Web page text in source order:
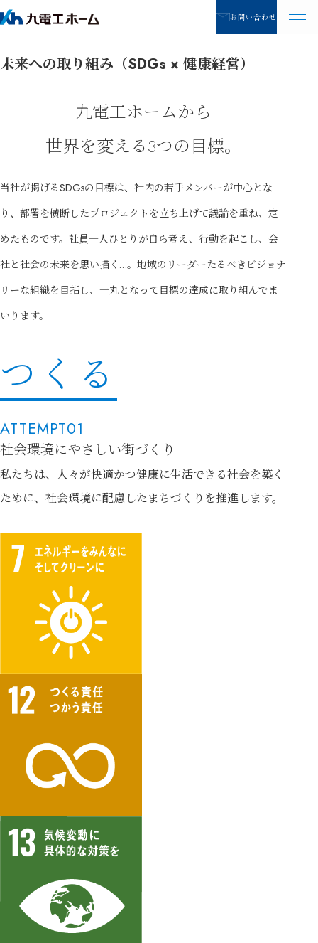
お問い合わせ
未来への取り組み（SDGs × 健康経営）
九電工ホームから
世界を変える3つの目標。
当社が掲げるSDGsの目標は、社内の若手メンバーが中心とな
り、部署を横断したプロジェクトを立ち上げて議論を重ね、定
めたものです。社員一人ひとりが自ら考え、行動を起こし、会
社と社会の未来を思い描く…。地域のリーダーたるべきビジョナ
リーな組織を目指し、一丸となって目標の達成に取り組んでま
いります。
つくる
ATTEMPT01
社会環境にやさしい街づくり
私たちは、人々が快適かつ健康に生活できる社会を築く
ために、社会環境に配慮したまちづくりを推進します。